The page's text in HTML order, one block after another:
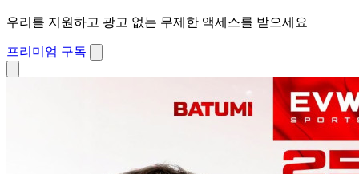
우리를 지원하고 광고 없는 무제한 액세스를 받으세요
프리미엄 구독